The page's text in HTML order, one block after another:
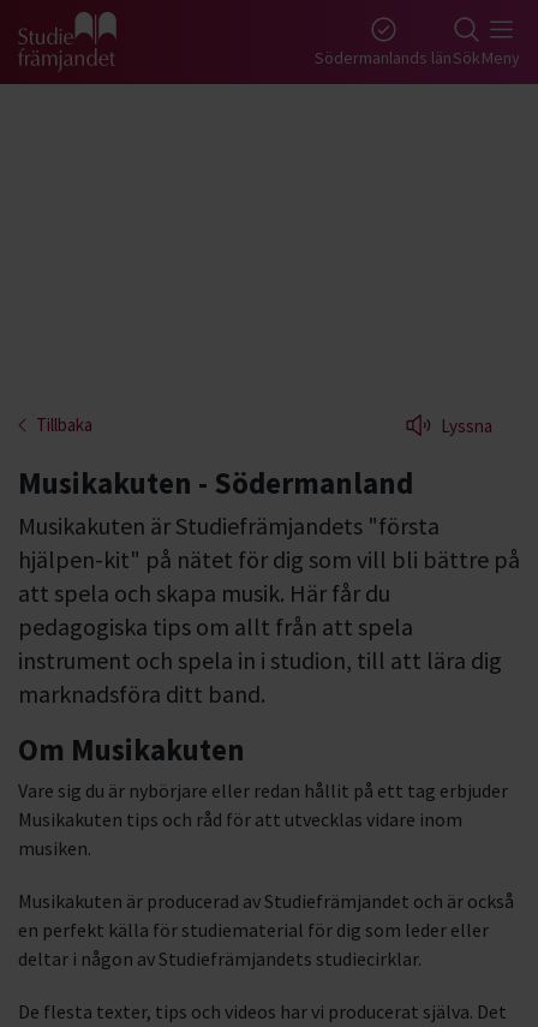
Gå till studiefrämjandets startsida Södermanlands länSökMeny
Tillbaka Lyssna
Musikakuten - Södermanland
Musikakuten är Studiefrämjandets "första
hjälpen-kit" på nätet för dig som vill bli bättre på
att spela och skapa musik. Här får du
pedagogiska tips om allt från att spela
instrument och spela in i studion, till att lära dig
marknadsföra ditt band.
Om Musikakuten
Vare sig du är nybörjare eller redan hållit på ett tag erbjuder
Musikakuten tips och råd för att utvecklas vidare inom
musiken.
Musikakuten är producerad av Studiefrämjandet och är också
en perfekt källa för studiematerial för dig som leder eller
deltar i någon av Studiefrämjandets studiecirklar.
De flesta texter, tips och videos har vi producerat själva. Det